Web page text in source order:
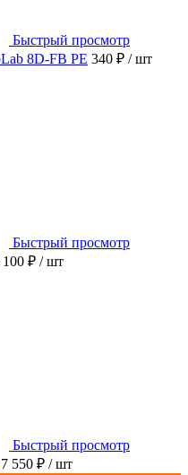
Быстрый просмотр
8D-FB PE 340 ₽ / шт
Быстрый просмотр
100 ₽ / шт
Быстрый просмотр
7 550 ₽ / шт